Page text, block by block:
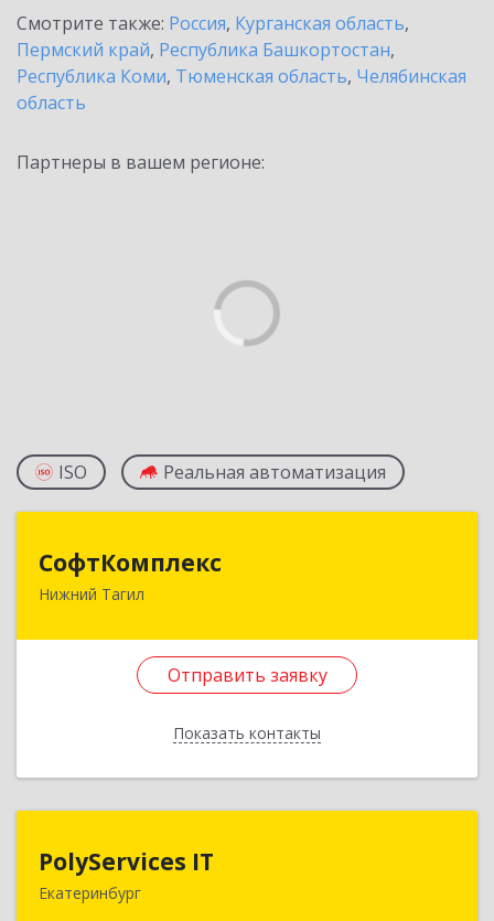
Смотрите также: Россия, Курганская область,
Пермский край, Республика Башкортостан,
Республика Коми, Тюменская область, Челябинская
область
Партнеры в вашем регионе:
ISO Реальная автоматизация
СофтКомплекс
Нижний Тагил
Отправить заявку
Показать контакты
622016, Свердловская обл, Нижний Тагил г,
Отправить заявку
Назад
PolyServices IT
Екатеринбург
620137, Свердловская обл, Екатеринбург г,